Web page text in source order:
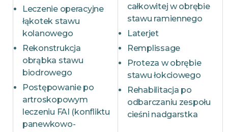
Leczenie operacyjne
łąkotek stawu
kolanowego
Rekonstrukcja
obrąbka stawu
biodrowego
Postępowanie po
artroskopowym
leczeniu FAI (konfliktu
panewkowo-
całkowitej w obrębie
stawu ramiennego
Laterjet
Remplissage
Proteza w obrębie
stawu łokciowego
Rehabilitacja po
odbarczaniu zespołu
cieśni nadgarstka